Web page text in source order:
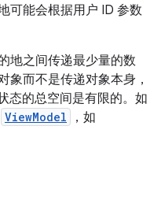
可能会根据用户 ID 参数
地之间传递最少量的数
象而不是传递对象本身，
态的总空间是有限的。如
ViewModel
，如